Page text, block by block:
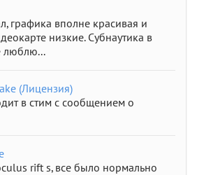
графика вполне красивая и
низкие. Субнаутика в
люблю...
(Лицензия)
в стим с сообщением о
rift s, все было нормально